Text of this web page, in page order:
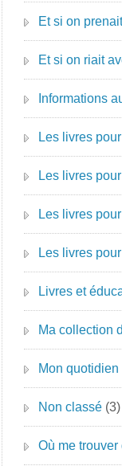
Et si on
Et si on riait
Informations
Les livres
Les livres
Les livres
Les livres
Livres et
Ma collection
Mon quotidien
Non classé (3)
Où me